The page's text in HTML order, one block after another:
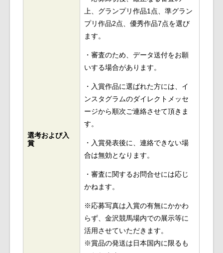
選考および入
賞
上、グランプリ作品1点、準グラン
プリ作品2点、優秀作品7点を選び
ます。
・審査のため、データ送付をお願
いする場合があります。
・入賞作品に選ばれた方には、イ
ンスタグラムのダイレクトメッセ
ージから順次ご連絡させて頂きま
す。
・入賞発表後に、連絡できない場
合は無効となります。
・審査に関するお問合せには応じ
かねます。
※応募写真は入賞の有無にかかわ
らず、金沢競馬場内での展示等に
活用させていただきます。
※賞品の発送は日本国内に限るも